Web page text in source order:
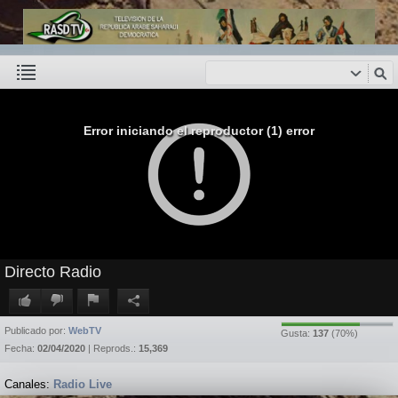
Error iniciando el reproductor (1) error
Directo Radio
Gusta: 137 (70%)
Publicado por: WebTV
Fecha: 02/04/2020 | Reprods.: 15,369
Canales: Radio Live